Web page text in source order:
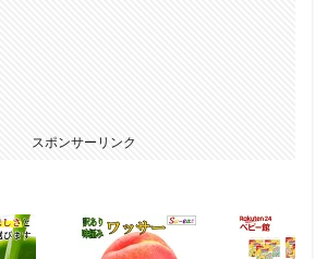
スポンサーリンク